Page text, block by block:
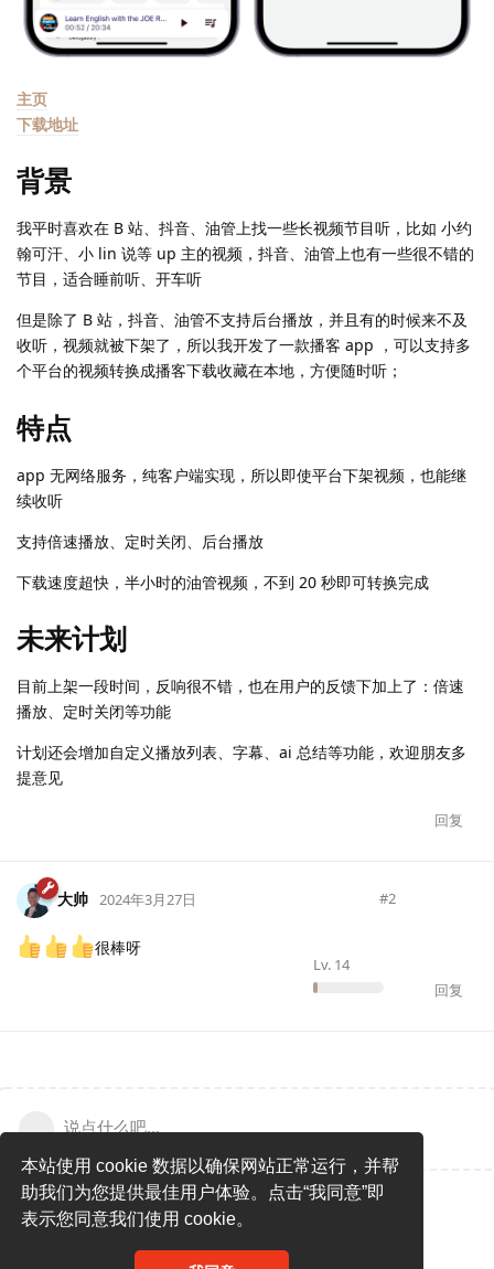
本站使用 cookie 数据以确保网站正常运行，并帮
助我们为您提供最佳用户体验。点击“我同意”即
表示您同意我们使用 cookie。
主页
下载地址
背景
我平时喜欢在 B 站、抖音、油管上找一些长视频节目听，比如 小约
翰可汗、小 lin 说等 up 主的视频，抖音、油管上也有一些很不错的
节目，适合睡前听、开车听
但是除了 B 站，抖音、油管不支持后台播放，并且有的时候来不及
收听，视频就被下架了，所以我开发了一款播客 app ，可以支持多
个平台的视频转换成播客下载收藏在本地，方便随时听；
特点
app 无网络服务，纯客户端实现，所以即使平台下架视频，也能继
续收听
支持倍速播放、定时关闭、后台播放
下载速度超快，半小时的油管视频，不到 20 秒即可转换完成
未来计划
目前上架一段时间，反响很不错，也在用户的反馈下加上了：倍速
播放、定时关闭等功能
计划还会增加自定义播放列表、字幕、ai 总结等功能，欢迎朋友多
提意见
回复
大帅
Lv. 14
2024年3月27日 #2
很棒呀
回复
说点什么吧...